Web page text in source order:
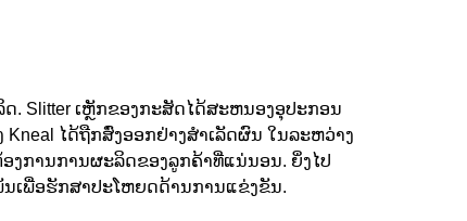
. Slitter ເຫຼັກຂອງກະສັດໄດ້ສະຫນອງອຸປະກອນ
ໄດ້ຖືກສົ່ງອອກຢ່າງສໍາເລັດຜົນໃນລະຫວ່າງ
ງການການຜະລິດຂອງລູກຄ້າທີ່ແນ່ນອນ. ຍິ່ງໄປ
ເພື່ອຮັກສາປະໂຫຍດດ້ານການແຂ່ງຂັນ.